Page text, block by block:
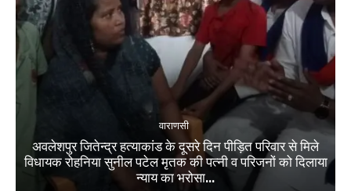
वाराणसी
अवलेशपुर जितेन्द्र हत्याकांड के दूसरे दिन पीड़ित परिवार से मिले
विधायक रोहनिया सुनील पटेल मृतक की पत्नी व परिजनों को दिलाया
न्याय का भरोसा...